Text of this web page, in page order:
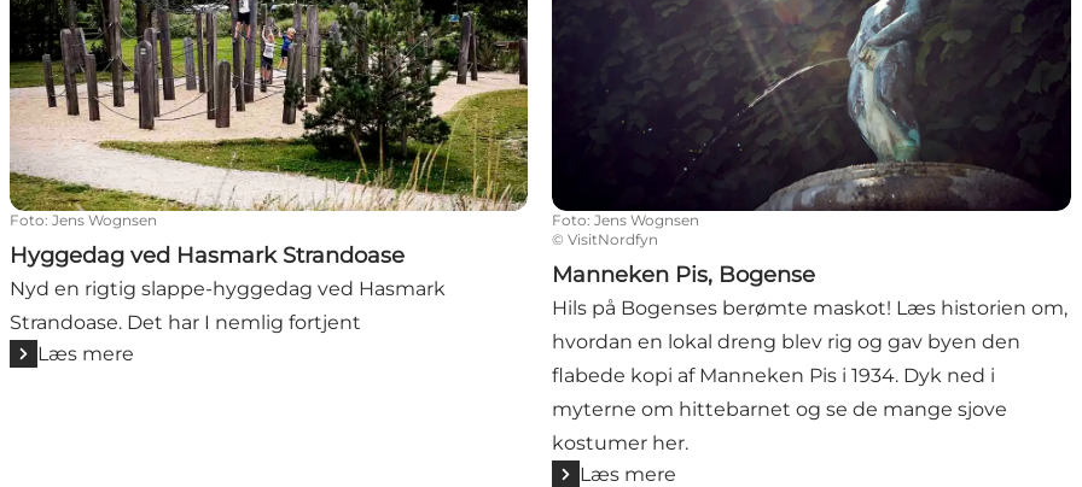
Foto: Jens Wognsen
Hyggedag ved Hasmark Strandoase
Nyd en rigtig slappe-hyggedag ved Hasmark
Strandoase. Det har I nemlig fortjent
Læs mere
Foto: Jens Wognsen
©VisitNordfyn
Manneken Pis, Bogense
Hils på Bogenses berømte maskot! Læs historien om,
hvordan en lokal dreng blev rig og gav byen den
flabede kopi af Manneken Pis i 1934. Dyk ned i
myterne om hittebarnet og se de mange sjove
kostumer her.
Læs mere